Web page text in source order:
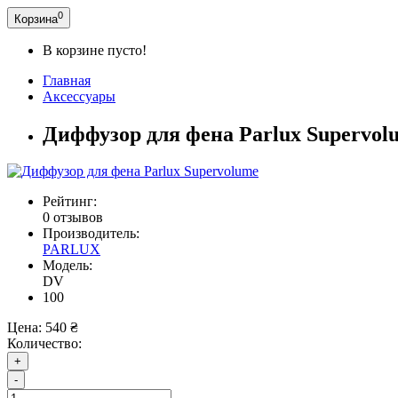
Корзина0
В корзине пусто!
Главная
Аксессуары
Диффузор для фена Parlux
Рейтинг:
0 отзывов
Производитель:
PARLUX
Модель:
DV
100
Цена: 540 ₴
Количество:
+
-